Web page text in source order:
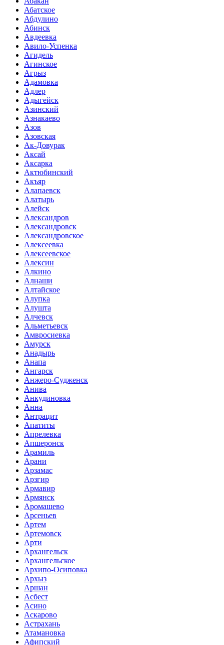
Абатское
Абдулино
Абинск
Авдеевка
Авило-Успенка
Агидель
Агинское
Агрыз
Адамовка
Адлер
Адыгейск
Азинский
Азнакаево
Азов
Азовская
Ак-Довурак
Аксай
Аксарка
Актюбинский
Акъяр
Алапаевск
Алатырь
Алейск
Александров
Александровск
Александровское
Алексеевка
Алексеевское
Алексин
Алкино
Алнаши
Алтайское
Алупка
Алушта
Алчевск
Альметьевск
Амвросиевка
Амурск
Анадырь
Анапа
Ангарск
Анжеро-Судженск
Анива
Анкудиновка
Анна
Антрацит
Апатиты
Апрелевка
Апшеронск
Арамиль
Арани
Арзамас
Арзгир
Армавир
Армянск
Аромашево
Арсеньев
Артем
Артемовск
Арти
Архангельск
Архангельское
Архипо-Осиповка
Архыз
Аршан
Асбест
Асино
Аскарово
Астрахань
Атамановка
Афипский